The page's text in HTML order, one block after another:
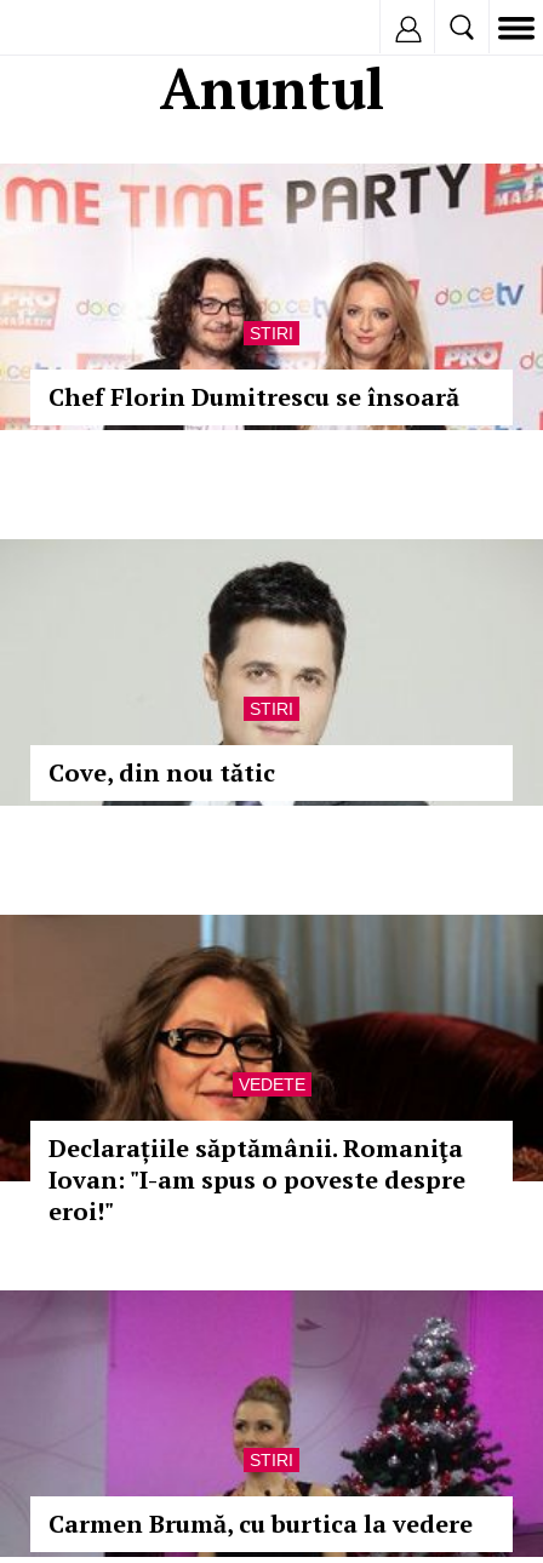
Anuntul
STIRI
Chef Florin Dumitrescu se însoară
STIRI
Cove, din nou tătic
VEDETE
Declarațiile săptămânii. Romaniţa
Iovan: "I-am spus o poveste despre
eroi!"
STIRI
Carmen Brumă, cu burtica la vedere